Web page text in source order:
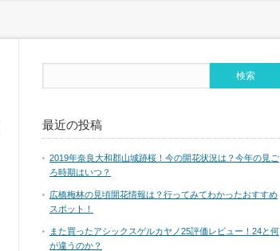
最近の投稿
2019年奈良大和郡山城跡桜！今の開花状況は？今年の見ご
ろ時期はいつ？
広橋梅林の見頃開花情報は？行ってみてわかったおすすめ
スポット！
また買ったアシックスゲルカヤノ25評価レビュー！24と何
が違うのか？